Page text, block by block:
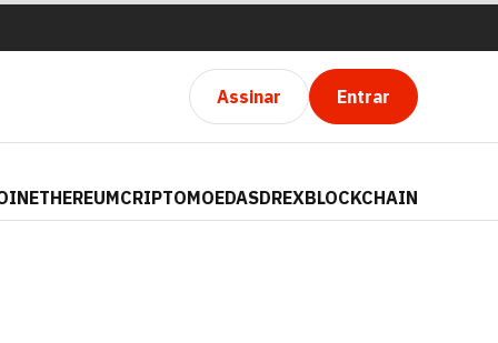
Assinar Entrar
ETHEREUMCRIPTOMOEDASDREXBLOCKCHAIN